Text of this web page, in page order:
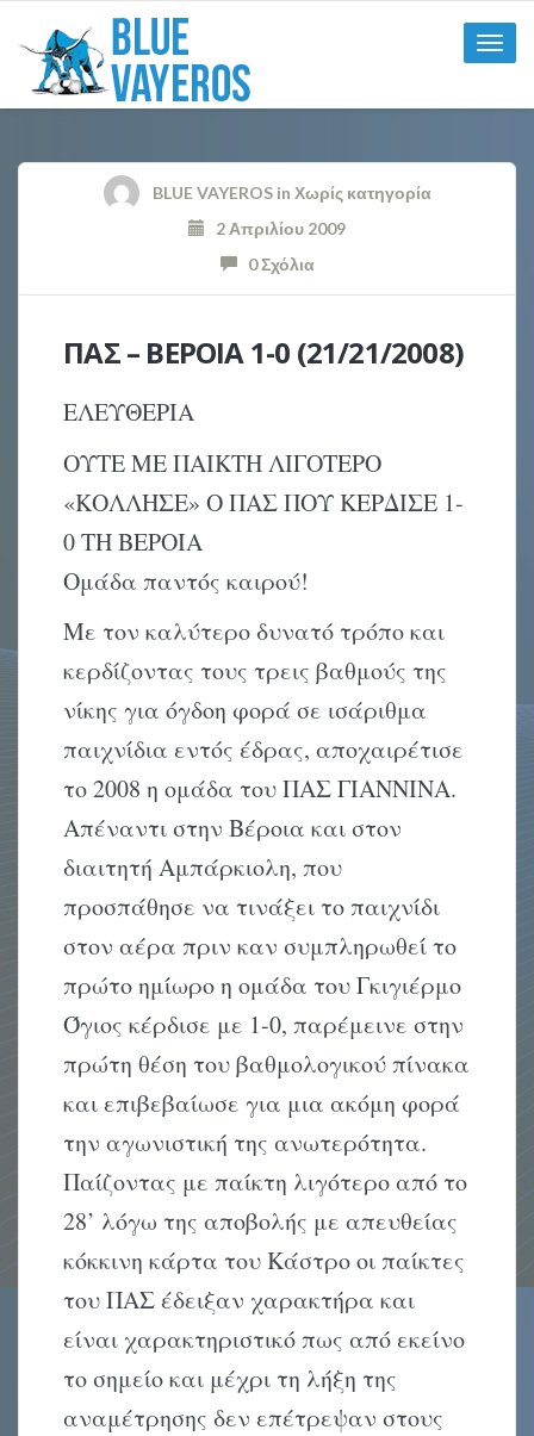
Toggle
BLUE VAYEROSin Χωρίς κατηγορία
2 Απριλίου 2009
0 Σχόλια
ΠΑΣ – ΒΕΡΟΙΑ 1-0 (21/21/2008)
ΕΛΕΥΘΕΡΙΑ
ΟΥΤΕ ΜΕ ΠΑΙΚΤΗ ΛΙΓΟΤΕΡΟ
«ΚΟΛΛΗΣΕ» Ο ΠΑΣ ΠΟΥ ΚΕΡΔΙΣΕ 1-
0 ΤΗ ΒΕΡΟΙΑ
Ομάδα παντός καιρού!
Με τον καλύτερο δυνατό τρόπο και
κερδίζοντας τους τρεις βαθμούς της
νίκης για όγδοη φορά σε ισάριθμα
παιχνίδια εντός έδρας, αποχαιρέτισε
το 2008 η ομάδα του ΠΑΣ ΓΙΑΝΝΙΝΑ.
Απέναντι στην Βέροια και στον
διαιτητή Αμπάρκιολη, που
προσπάθησε να τινάξει το παιχνίδι
στον αέρα πριν καν συμπληρωθεί το
πρώτο ημίωρο η ομάδα του Γκιγιέρμο
Όγιος κέρδισε με 1-0, παρέμεινε στην
πρώτη θέση του βαθμολογικού πίνακα
και επιβεβαίωσε για μια ακόμη φορά
την αγωνιστική της ανωτερότητα.
Παίζοντας με παίκτη λιγότερο από το
28’ λόγω της αποβολής με απευθείας
κόκκινη κάρτα του Κάστρο οι παίκτες
του ΠΑΣ έδειξαν χαρακτήρα και
είναι χαρακτηριστικό πως από εκείνο
το σημείο και μέχρι τη λήξη της
αναμέτρησης δεν επέτρεψαν στους